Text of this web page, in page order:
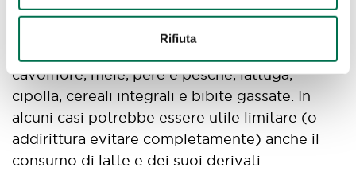
Rifiuta
bevande che favoriscono l’accumulo di gas
nell’apparato digerente, come ad esempio
cavolfiore, mele, pere e pesche, lattuga,
cipolla, cereali integrali e bibite gassate. In
alcuni casi potrebbe essere utile limitare (o
addirittura evitare completamente) anche il
consumo di latte e dei suoi derivati.